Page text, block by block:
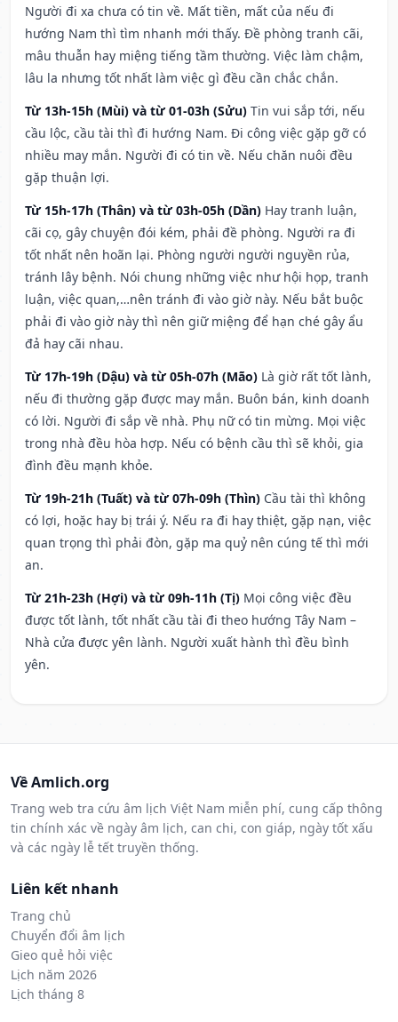
Người đi xa chưa có tin về. Mất tiền, mất của nếu đi
hướng Nam thì tìm nhanh mới thấy. Đề phòng tranh cãi,
mâu thuẫn hay miệng tiếng tầm thường. Việc làm chậm,
lâu la nhưng tốt nhất làm việc gì đều cần chắc chắn.
Từ 13h-15h (Mùi) và từ 01-03h (Sửu) Tin vui sắp tới, nếu
cầu lộc, cầu tài thì đi hướng Nam. Đi công việc gặp gỡ có
nhiều may mắn. Người đi có tin về. Nếu chăn nuôi đều
gặp thuận lợi.
Từ 15h-17h (Thân) và từ 03h-05h (Dần) Hay tranh luận,
cãi cọ, gây chuyện đói kém, phải đề phòng. Người ra đi
tốt nhất nên hoãn lại. Phòng người người nguyền rủa,
tránh lây bệnh. Nói chung những việc như hội họp, tranh
luận, việc quan,…nên tránh đi vào giờ này. Nếu bắt buộc
phải đi vào giờ này thì nên giữ miệng để hạn ché gây ẩu
đả hay cãi nhau.
Từ 17h-19h (Dậu) và từ 05h-07h (Mão) Là giờ rất tốt lành,
nếu đi thường gặp được may mắn. Buôn bán, kinh doanh
có lời. Người đi sắp về nhà. Phụ nữ có tin mừng. Mọi việc
trong nhà đều hòa hợp. Nếu có bệnh cầu thì sẽ khỏi, gia
đình đều mạnh khỏe.
Từ 19h-21h (Tuất) và từ 07h-09h (Thìn) Cầu tài thì không
có lợi, hoặc hay bị trái ý. Nếu ra đi hay thiệt, gặp nạn, việc
quan trọng thì phải đòn, gặp ma quỷ nên cúng tế thì mới
an.
Từ 21h-23h (Hợi) và từ 09h-11h (Tị) Mọi công việc đều
được tốt lành, tốt nhất cầu tài đi theo hướng Tây Nam –
Nhà cửa được yên lành. Người xuất hành thì đều bình
yên.
Về Amlich.org
Trang web tra cứu âm lịch Việt Nam miễn phí, cung cấp thông
tin chính xác về ngày âm lịch, can chi, con giáp, ngày tốt xấu
và các ngày lễ tết truyền thống.
Liên kết nhanh
Trang chủ
Chuyển đổi âm lịch
Gieo quẻ hỏi việc
Lịch năm 2026
Lịch tháng 8